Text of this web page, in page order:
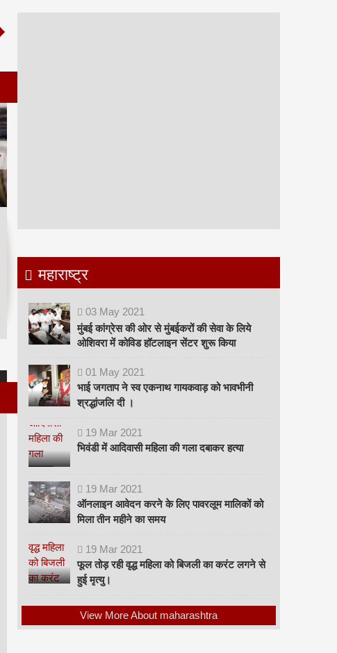
महाराष्ट्र
03 May 2021
मुंबई कांग्रेस की ओर से मुंबईकरों की सेवा के लिये
ओशिवरा में कोविड हॉटलाइन सेंटर शुरू किया
01 May 2021
भाई जगताप ने स्व एकनाथ गायकवाड़ को भावभीनी
श्रद्धांजलि दी ।
19 Mar 2021
भिवंडी में आदिवासी महिला की गला दबाकर हत्या
19 Mar 2021
ऑनलाइन आवेदन करने के लिए पावरलूम मालिकों को
मिला तीन महीने का समय
19 Mar 2021
फूल तोड़ रही वृद्ध महिला को बिजली का करंट लगने से
हुई मृत्यु।
View More About maharashtra